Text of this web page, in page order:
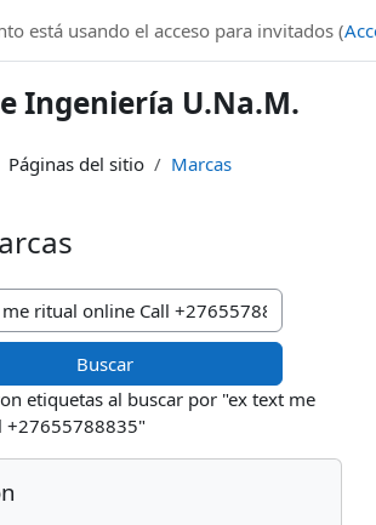
está usando el acceso para invitados (
Ingeniería U.Na.M.
Páginas del sitio Marcas
etiquetas al buscar por "ex text me
+27655788835"